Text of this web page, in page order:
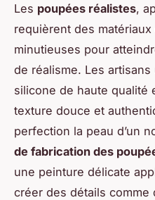
Les poupées réalistes,
requièrent des
minutieuses pour
de réalisme. Les
silicone de haute qualité
texture douce et
perfection la peau d’un
de fabrication des
une peinture délicate
créer des détails